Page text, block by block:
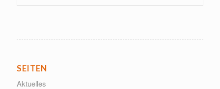
SEITEN
Aktuelles